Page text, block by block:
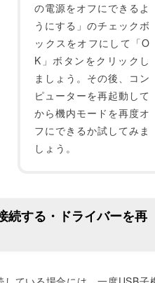
の電源をオフにできるよ
うにする」のチェックボ
ックスをオフにして「O
K」ボタンをクリックし
ましょう。その後、コン
ピューターを再起動して
から機内モードを再度オ
フにできるか試してみま
しょう。
続する・ドライバーを再